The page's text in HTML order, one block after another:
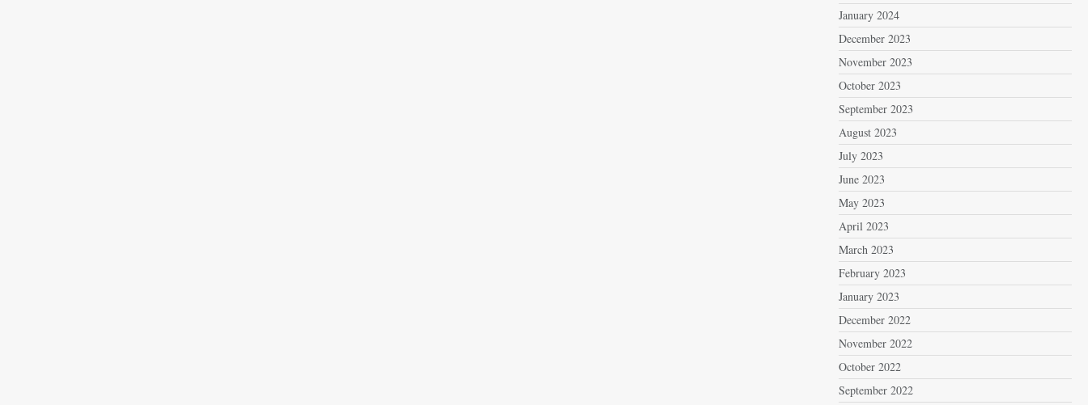
January 2024
December 2023
November 2023
October 2023
September 2023
August 2023
July 2023
June 2023
May 2023
April 2023
March 2023
February 2023
January 2023
December 2022
November 2022
October 2022
September 2022